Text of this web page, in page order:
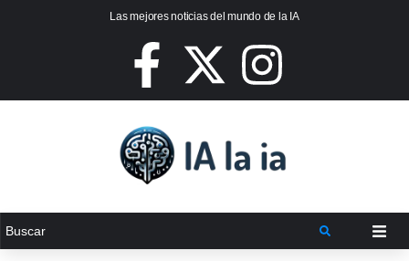
Las mejores noticias del mundo de la IA